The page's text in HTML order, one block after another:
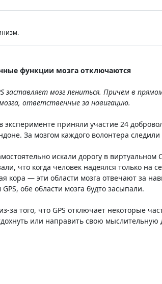
функции мозга отключаются
заставляет мозг лениться. Причем в
ответственные за навигацию.
приняли участие 24
За мозгом каждого волонтера
искали дорогу в
что когда человек надеялся только на
кора — эти области мозга отвечают за
обе области мозга будто засыпали.
за того, что GPS отключает некоторые
или направить свою мыслительную